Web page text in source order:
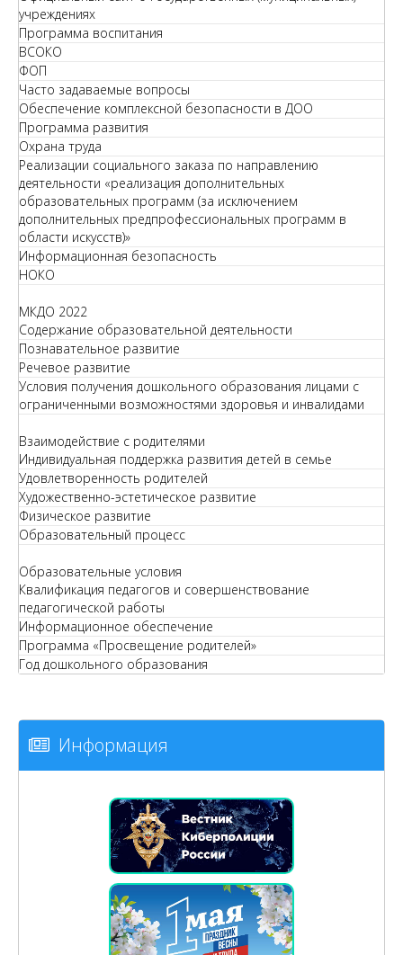
учреждениях
Программа воспитания
ВСОКО
ФОП
Часто задаваемые вопросы
Обеспечение комплексной безопасности в ДОО
Программа развития
Охрана труда
Реализации социального заказа по направлению
деятельности «реализация дополнительных
образовательных программ (за исключением
дополнительных предпрофессиональных программ в
области искусств)»
Информационная безопасность
НОКО
МКДО 2022
Содержание образовательной деятельности
Познавательное развитие
Речевое развитие
Условия получения дошкольного образования лицами с
ограниченными возможностями здоровья и инвалидами
Взаимодействие с родителями
Индивидуальная поддержка развития детей в семье
Удовлетворенность родителей
Художественно-эстетическое развитие
Физическое развитие
Образовательный процесс
Образовательные условия
Квалификация педагогов и совершенствование
педагогической работы
Информационное обеспечение
Программа «Просвещение родителей»
Год дошкольного образования
Информация